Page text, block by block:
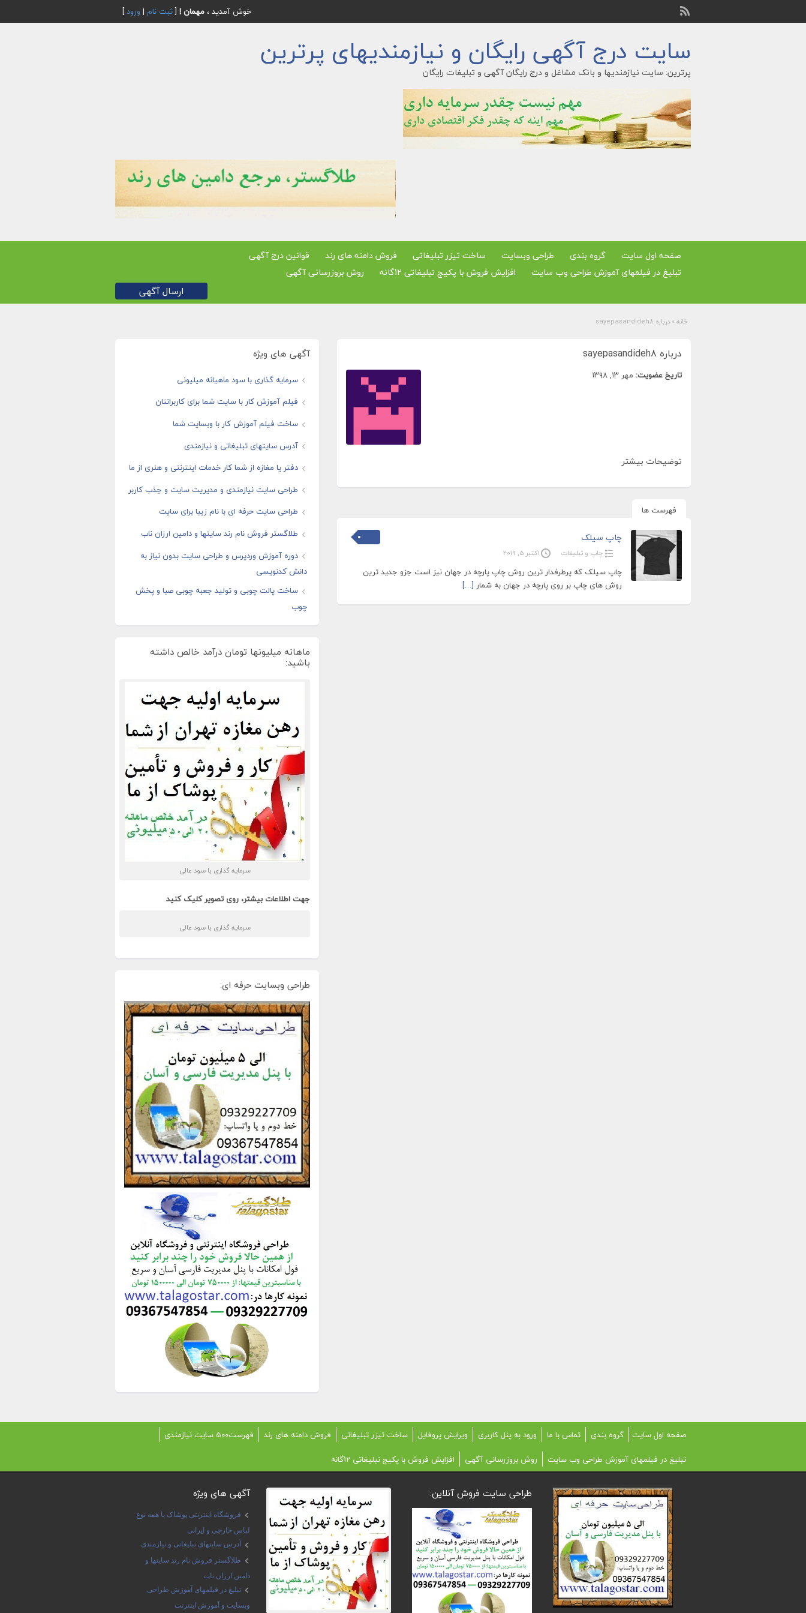
خوش آمدید ، مهمان ! [ثبت نام | ورود]
سایت درج آگهی رایگان و نیازمندیهای پرترین
پرترین: سایت نیازمندیها و بانک مشاغل و درج رایگان آگهی و تبلیغات رایگان
صفحه اول سایت گروه بندی طراحی وبسایت ساخت تیزر تبلیغاتی فروش دامنه های رند
قوانین درج آگهی
تبلیغ در فیلمهای آموزش طراحی وب سایت
افزایش فروش با پکیج تبلیغاتی 12گانه روش بروزرسانی آگهی
ارسال آگهی
خانه » درباره sayepasandideh8
درباره sayepasandideh8
تاریخ عضویت: مهر ۱۳, ۱۳۹۸
توضیحات بیشتر
فهرست ها
چاپ سیلک
چاپ و تبلیغات اکتبر 5, 2019
چاپ سیلک که پرطرفدار ترین روش چاپ پارچه در جهان نیز است جزو جدید ترین
روش های چاپ بر روی پارچه در جهان به شمار […]
آگهی های ویژه
سرمایه گذاری با سود ماهیانه میلیونی
فیلم آموزش کار با سایت شما برای کاربرانتان
ساخت فیلم آموزش کار با وبسایت شما
آدرس سایتهای تبلیغاتی و نیازمندی
دفتر یا مغازه از شما کار خدمات اینترنتی و هنری از ما
طراحی سایت نیازمندی و مدیریت سایت و جذب کاربر
طراحی سایت حرفه ای با نام زیبا برای سایت
طلاگستر فروش نام رند سایتها و دامین ارزان ناب
دوره آموزش وردپرس و طراحی سایت بدون نیاز به
دانش کدنویسی
ساخت پالت چوبی و تولید جعبه چوبی صبا و پخش
چوب
ماهانه میلیونها تومان درآمد خالص داشته
باشید:
سرمایه گذاری با سود عالی
جهت اطلاعات بیشتر، روی تصویر کلیک کنید
سرمایه گذاری با سود عالی
طراحی وبسایت حرفه ای:
صفحه اول سایت گروه بندی تماس با ما ورود به پنل کاربری ویرایش پروفایل ساخت تیزر تبلیغاتی فروش دامنه های رند
فهرست500 سایت نیازمندی
تبلیغ در فیلمهای آموزش طراحی وب سایت
روش بروزرسانی آگهی افزایش فروش با پکیج تبلیغاتی 12گانه
آگهی های ویژه
فروشگاه اینترنتی پوشاک با همه نوع
لباس خارجی و ایرانی
آدرس سایتهای تبلیغاتی و نیازمندی
طلاگستر فروش نام رند سایتها و
دامین ارزان ناب
تبلیغ در فیلمهای آموزش طراحی
وبسایت و آموزش اینترنت
طراحی سایت فروش آنلاین: